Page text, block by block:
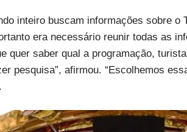
inteiro buscam informações sobre
era necessário reunir todas as
quer saber qual a programação,
pesquisa”, afirmou. “Escolhemos